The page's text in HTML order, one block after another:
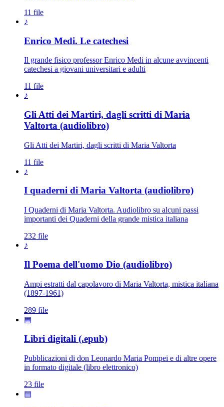
11 file
♪
Enrico Medi. Le catechesi
Il grande fisico professor Enrico Medi in alcune avvincenti
catechesi a giovani universitari e adulti
11 file
♪
Gli Atti dei Martiri, dagli scritti di Maria
Valtorta (audiolibro)
Gli Atti dei Martiri, dagli scritti di Maria Valtorta
11 file
♪
I quaderni di Maria Valtorta (audiolibro)
I Quaderni di Maria Valtorta. Audiolibro su alcuni passi
importanti dei Quaderni della grande mistica italiana
232 file
♪
Il Poema dell'uomo Dio (audiolibro)
Ampi estratti dal capolavoro di Maria Valtorta, mistica italiana
(1897-1961)
289 file
▤
Libri digitali (.epub)
Pubblicazioni di don Leonardo Maria Pompei e di altre opere
in formato digitale (libro elettronico)
23 file
▤